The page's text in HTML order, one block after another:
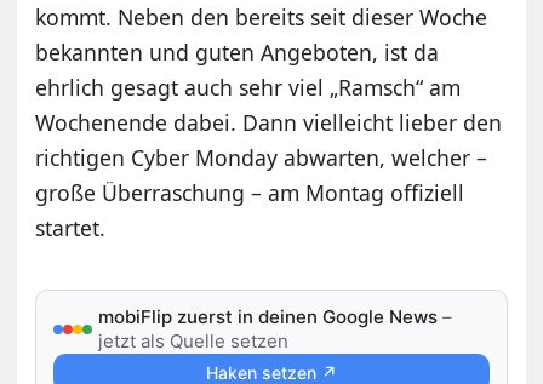
kommt. Neben den bereits seit dieser Woche
bekannten und guten Angeboten, ist da
ehrlich gesagt auch sehr viel „Ramsch“ am
Wochenende dabei. Dann vielleicht lieber den
richtigen Cyber Monday abwarten, welcher –
große Überraschung – am Montag offiziell
startet.
mobiFlip zuerst in deinen Google News –
jetzt als Quelle setzen
Haken setzen ↗